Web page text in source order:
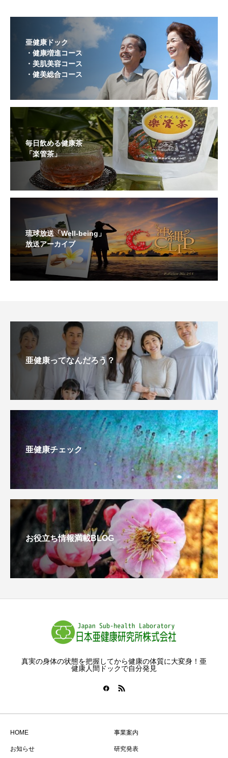
亜健康ドック
・健康増進コース
・美肌美容コース
・健美総合コース
毎日飲める健康茶
「楽管茶」
琉球放送「Well-being」
放送アーカイブ
亜健康ってなんだろう？
亜健康チェック
お役立ち情報満載BLOG
真実の身体の状態を把握してから健康の体質に大変身！亜
健康人間ドックで自分発見
HOME 事業案内
お知らせ 研究発表